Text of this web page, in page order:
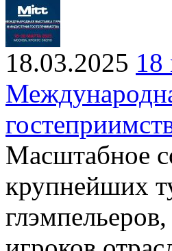
18.03.2025 18
Масштабное
крупнейших